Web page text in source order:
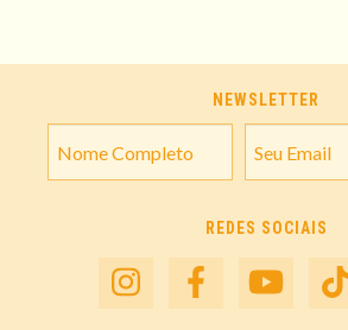
NEWSLETTER
REDES SOCIAIS